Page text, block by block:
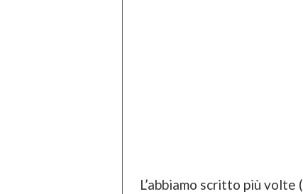
L’abbiamo scritto più volte (